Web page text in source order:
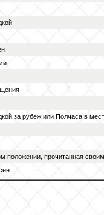
за рубеж или Полчаса в
положении, прочитанная